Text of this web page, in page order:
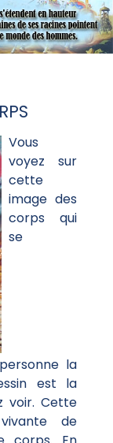
Vous
voyez sur
cette
image des
corps qui
se
la
est la
voir. Cette
de